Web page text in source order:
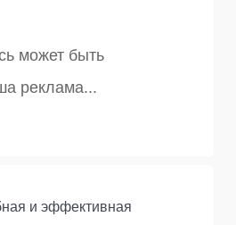
и эффективная